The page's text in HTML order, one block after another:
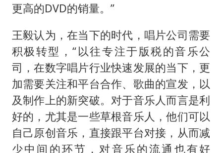
更高的DVD的销量。”
王毅认为，在当下的时代，唱片公司需要
积极转型，“以往专注于版税的音乐公
司，在数字唱片行业快速发展的当下，更
加需要关注和平台合作、歌曲的宣发，以
及制作上的新突破。对于音乐人而言是利
好的，尤其是一些草根音乐人，他们可以
自己原创音乐，直接跟平台对接，从而减
少中间的环节，对音乐的流通也有好